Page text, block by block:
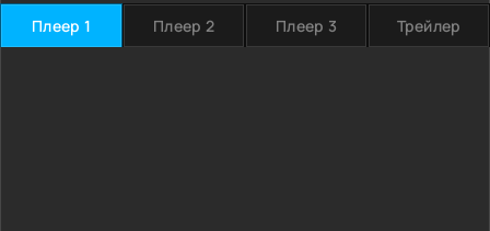
Плеер 1 Плеер 2 Плеер 3 Трейлер